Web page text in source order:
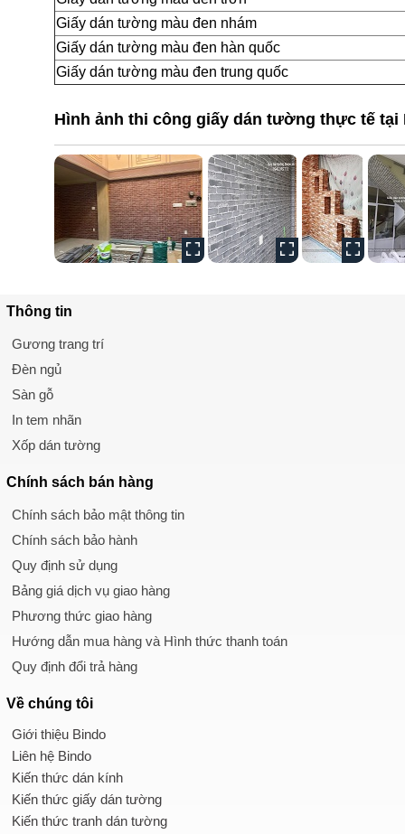
Giấy dán tường màu đen nhám
Giấy dán tường màu đen hàn quốc
Giấy dán tường màu đen trung quốc
Hình ảnh thi công giấy dán tường thực tế tại
Thông tin
Gương trang trí
Đèn ngủ
Sàn gỗ
In tem nhãn
Xốp dán tường
Chính sách bán hàng
Chính sách bảo mật thông tin
Chính sách bảo hành
Quy định sử dụng
Bảng giá dịch vụ giao hàng
Phương thức giao hàng
Hướng dẫn mua hàng và Hình thức thanh toán
Quy định đổi trả hàng
Về chúng tôi
Giới thiệu Bindo
Liên hệ Bindo
Kiến thức dán kính
Kiến thức giấy dán tường
Kiến thức tranh dán tường